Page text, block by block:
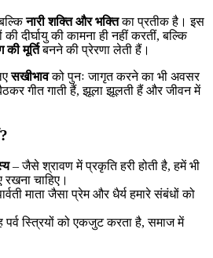
नारी शक्ति और भक्तिका प्रतीक है। इस
दीर्घायु की कामना ही नहीं करतीं, बल्कि
मूर्तिबनने की प्रेरणा लेती हैं।
सखीभावको पुनः जागृत करने का भी अवसर
गीत गाती हैं, झूला झूलती हैं और जीवन में
– जैसे श्रावण में प्रकृति हरी होती है, हमें भी
रखना चाहिए।
माता जैसा प्रेम और धैर्य हमारे संबंधों को
स्त्रियों को एकजुट करता है, समाज में